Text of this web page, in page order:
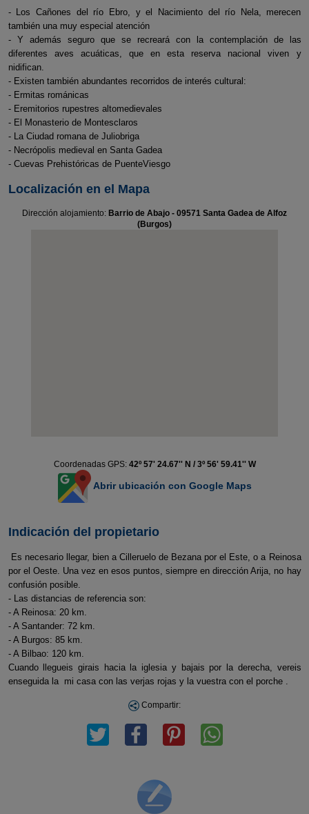
- Los Cañones del río Ebro, y el Nacimiento del río Nela, merecen
también una muy especial atención
- Y además seguro que se recreará con la contemplación de las
diferentes aves acuáticas, que en esta reserva nacional viven y
nidifican.
- Existen también abundantes recorridos de interés cultural:
- Ermitas románicas
- Eremitorios rupestres altomedievales
- El Monasterio de Montesclaros
- La Ciudad romana de Juliobriga
- Necrópolis medieval en Santa Gadea
- Cuevas Prehistóricas de PuenteViesgo
Localización en el Mapa
Dirección alojamiento: Barrio de Abajo - 09571 Santa Gadea de Alfoz
(Burgos)
Coordenadas GPS: 42º 57' 24.67'' N / 3º 56' 59.41'' W
Abrir ubicación con Google Maps
Indicación del propietario
Es necesario llegar, bien a Cilleruelo de Bezana por el Este, o a Reinosa
por el Oeste. Una vez en esos puntos, siempre en dirección Arija, no hay
confusión posible.
- Las distancias de referencia son:
- A Reinosa: 20 km.
- A Santander: 72 km.
- A Burgos: 85 km.
- A Bilbao: 120 km.
Cuando llegueis girais hacia la iglesia y bajais por la derecha, vereis
enseguida la mi casa con las verjas rojas y la vuestra con el porche .
Compartir: